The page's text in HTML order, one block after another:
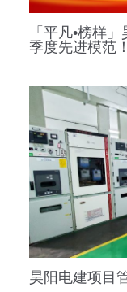
「平凡•榜样
季度先进模范！
昊阳电建项目